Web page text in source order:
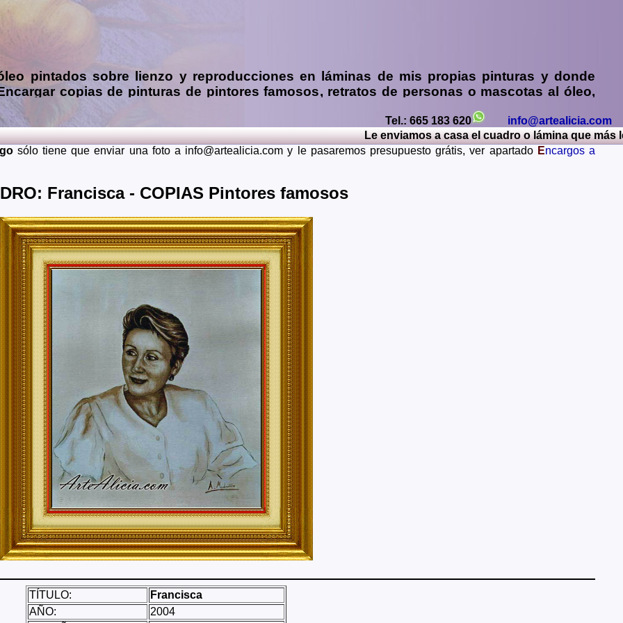
pintados sobre lienzo y reproducciones en láminas de mis propias pinturas y donde
copias de pinturas de pintores famosos, retratos de personas o mascotas al óleo,
envío de fotos (presupuesto grátis y sin compromiso)
Asturias, Avila, Badajoz, Islas Baleares, Barcelona, Burgos, Caceres, Cadiz, Cantabria, Castellon, Ceuta, Ciudad
Guipuzcoa, Huelva, Huesca, Jaen, La Rioja, Leon, Lerida, Lugo, Madrid, Malaga, Melilla, Murcia, Navarra,
Cruz de Tenerife, Segovia, Sevilla, Soria, Tarragona, Teruel, Toledo, Valencia, Valladolid, Vizcaya, Zamora,
Tel.: 665 183 620
info@artealicia.com
Le enviamos a casa el cuadro o lámina que más le
sólo tiene que enviar una foto a info@artealicia.com y le pasaremos presupuesto grátis, ver apartado Encargos a
Francisca - COPIAS Pintores famosos
TÍTULO:
Francisca
AÑO:
2004